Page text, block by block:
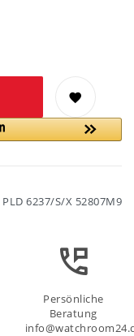
PLD 6237/S/X 52807M9
Persönliche
Beratung